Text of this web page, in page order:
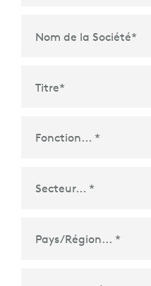
Nom de la Société*
Titre*
Pays/Région*